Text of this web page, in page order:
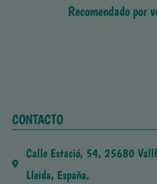
Recomendado por
CONTACTO
Calle Estació, 54, 25680
Lleida, España.